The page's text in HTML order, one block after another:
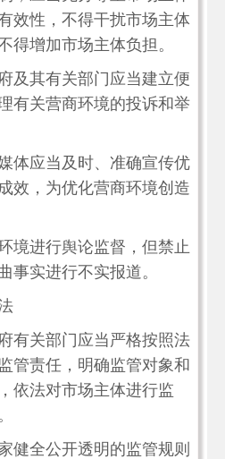
效性，不得干扰市场主体
得增加市场主体负担。
及其有关部门应当建立便
有关营商环境的投诉和举
体应当及时、准确宣传优
效，为优化营商环境创造
境进行舆论监督，但禁止
事实进行不实报道。
有关部门应当严格按照法
管责任，明确监管对象和
依法对市场主体进行监
全公开透明的监管规则